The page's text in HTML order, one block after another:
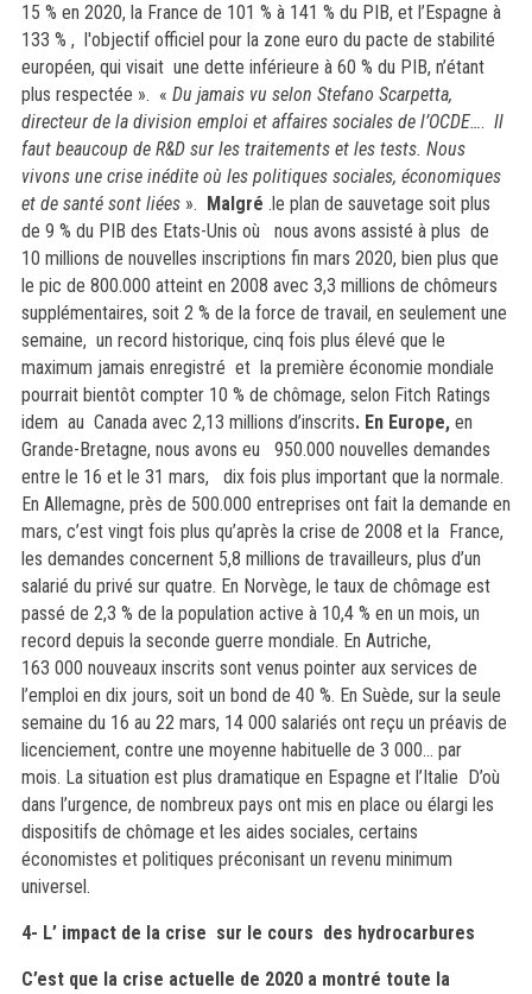
15 % en 2020, la France de 101 % à 141 % du PIB, et l’Espagne à
133 % , l'objectif officiel pour la zone euro du pacte de stabilité
européen, qui visait une dette inférieure à 60 % du PIB, n’étant
plus respectée ». « Du jamais vu selon Stefano Scarpetta,
directeur de la division emploi et affaires sociales de l’OCDE…. Il
faut beaucoup de R&D sur les traitements et les tests. Nous
vivons une crise inédite où les politiques sociales, économiques
et de santé sont liées ». Malgré .le plan de sauvetage soit plus
de 9 % du PIB des Etats-Unis où
nous avons assisté à plus de
10 millions de nouvelles inscriptions fin mars 2020, bien plus que
le pic de 800.000 atteint en 2008 avec 3,3 millions de chômeurs
supplémentaires, soit 2 % de la force de travail, en seulement une
semaine, un record historique, cinq fois plus élevé que le
maximum jamais enregistré et la première économie mondiale
pourrait bientôt compter 10 % de chômage, selon Fitch Ratings
idem au Canada avec 2,13 millions d’inscrits. En Europe, en
Grande-Bretagne, nous avons eu 950.000 nouvelles demandes
entre le 16 et le 31 mars, dix fois plus important que la normale.
En Allemagne, près de 500.000 entreprises ont fait la demande en
mars, c’est vingt fois plus qu’après la crise de 2008 et la France,
les demandes concernent 5,8 millions de travailleurs, plus d’un
salarié du privé sur quatre. En Norvège, le taux de chômage est
passé de 2,3 % de la population active à 10,4 % en un mois, un
record depuis la seconde guerre mondiale. En Autriche,
163 000 nouveaux inscrits sont venus pointer aux services de
l’emploi en dix jours, soit un bond de 40 %. En Suède, sur la seule
semaine du 16 au 22 mars, 14 000 salariés ont reçu un préavis de
licenciement, contre une moyenne habituelle de 3 000… par
mois. La situation est plus dramatique en Espagne et l’Italie D’où
dans l’urgence, de nombreux pays ont mis en place ou élargi les
dispositifs de chômage et les aides sociales, certains
économistes et politiques préconisant un revenu minimum
universel.
4- L’ impact de la crise sur le cours des hydrocarbures
C’est que la crise actuelle de 2020 a montré toute la